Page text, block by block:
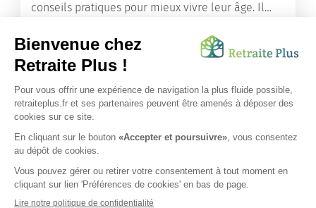
conseils pratiques pour mieux vivre leur âge. Il
améliorer sa santé grâce à l’alimentation...
Lire l'article
Vous avez besoin d’une aide de nos équipes ?
Obtenir les tarifs & disponibilités